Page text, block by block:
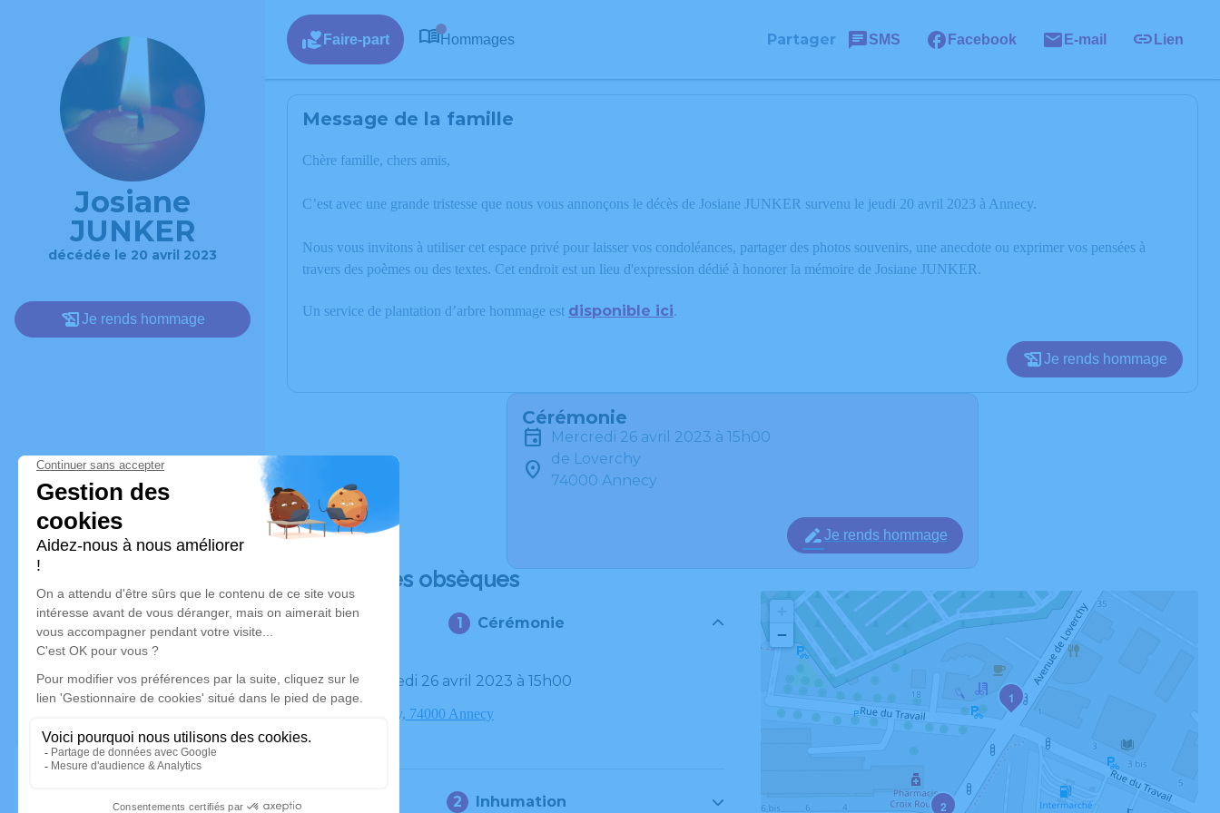
Josiane
JUNKER
décédée le 20 avril 2023
Je rends hommage
Faire-part Hommages Partager SMS Facebook E-mail Lien
Message de la famille
Chère famille, chers amis,
C’est avec une grande tristesse que nous vous annonçons le décès de Josiane JUNKER survenu le jeudi 20 avril 2023 à Annecy.
Nous vous invitons à utiliser cet espace privé pour laisser vos condoléances, partager des photos souvenirs, une anecdote ou exprimer vos pensées à
travers des poèmes ou des textes. Cet endroit est un lieu d'expression dédié à honorer la mémoire de Josiane JUNKER.
Un service de plantation d’arbre hommage est disponible ici.
Je rends hommage
Cérémonie
mercredi 26 avril 2023 à 15h00
de Loverchy
74000 Annecy
Je rends hommage
Déroulé des obsèques
Cérémonie
Le mercredi 26 avril 2023 à 15h00
de Loverchy, 74000 Annecy
Inhumation
1
2
−